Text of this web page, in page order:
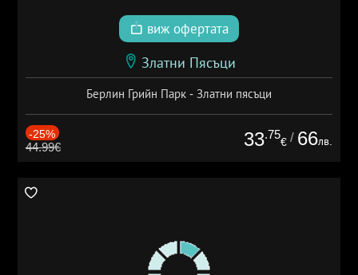
виж офертата
Златни Пясъци
Берлин Грийн Парк - Златни пясъци
-25%
44.99€ 33.75
€ / 66лв.